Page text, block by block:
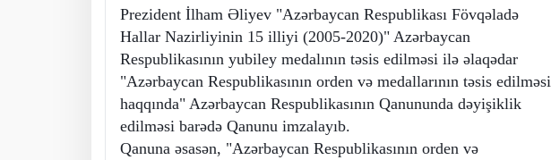
Prezident İlham Əliyev "Azərbaycan Respublikası Fövqəladə
Hallar Nazirliyinin 15 illiyi (2005-2020)" Azərbaycan
Respublikasının yubiley medalının təsis edilməsi ilə əlaqədar
"Azərbaycan Respublikasının orden və medallarının təsis edilməsi
haqqında" Azərbaycan Respublikasının Qanununda dəyişiklik
edilməsi barədə Qanunu imzalayıb.
Qanuna əsasən, "Azərbaycan Respublikasının orden və